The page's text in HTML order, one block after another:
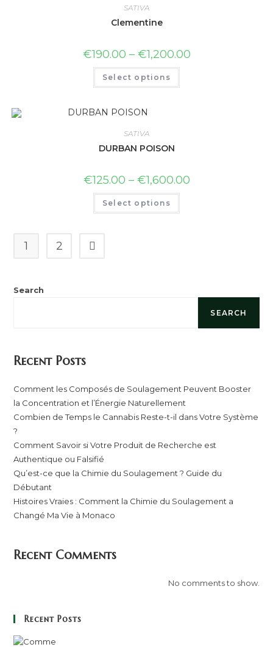
SATIVA
Clementine
€190.00 – €1,200.00
Select options
SATIVA
DURBAN POISON
€125.00 – €1,600.00
Select options
1 2
Search
SEARCH
Recent Posts
Comment les Composés de Soulagement Peuvent Booster
la Concentration et l’Énergie Naturellement
Combien de Temps le Cannabis Reste-t-il dans Votre Système
?
Comment Savoir si Votre Produit de Recherche est
Authentique ou Falsifié
Qu’est-ce que la Chimie du Soulagement ? Guide du
Débutant
Histoires Vraies : Comment la Chimie du Soulagement a
Changé Ma Vie à Monaco
Recent Comments
No comments to show.
Recent Posts